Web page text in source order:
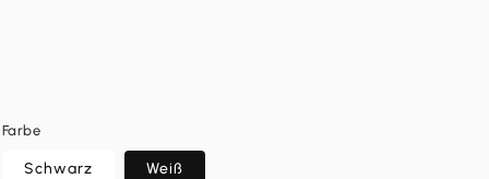
Farbe
Schwarz Weiß